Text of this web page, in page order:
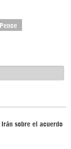
Irán sobre el acuerdo